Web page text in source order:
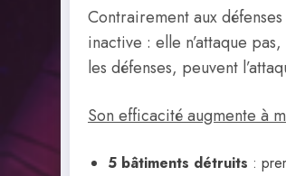
Contrairement aux
inactive : elle n’attaque
les défenses, peuvent
Son efficacité augmente à
5 bâtiments détruits :